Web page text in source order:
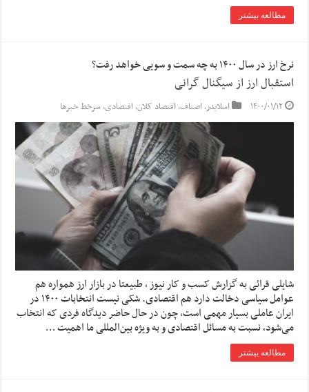
مطالعه بیشتر
نرخ ارز در سال ۱۴۰۰ به چه سمت و سویی خواهد رفت؟
استقبال ارز از سیگنال گرانی
۱۴۰۰/۰۱/۱۲ اسلایدر,اصناف,اقتصاد کلان,اقتصادی,سرخط خبرها
شایلی قرائی به گزارش کسب و کار نیوز ، طبیعتا در بازار ارز همواره هم
عوامل سیاسی دخالت دارد هم اقتصادی. شکی نیست انتخابات ۱۴۰۰ در
ایران عاملی بسیار مهمی است، چون در حال حاضر دیدگاه فردی که انتخاب
می‌شود، نسبت به مسائل اقتصادی و به ویژه بین‌المللی ما اهمیت …
مطالعه بیشتر